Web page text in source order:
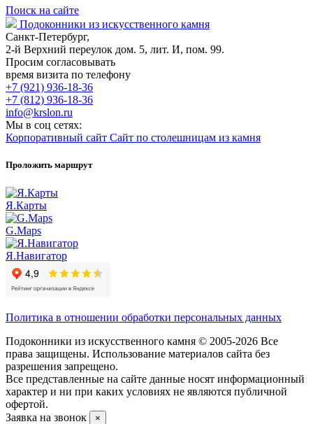
Поиск на сайте
Подоконники из искусственного камня
Санкт-Петербург,
2-й Верхний переулок дом. 5, лит. И, пом. 99.
Просим согласовывать
время визита по телефону
+7 (921) 936-18-36
+7 (812) 936-18-36
info@krslon.ru
Мы в соц сетях:
Корпоративный сайт Сайт по столешницам из камня
Проложить маршрут
Я.Карты
G.Maps
Я.Навигатор
Политика в отношении обработки персональных данных
Подоконники из искусственного камня © 2005-2026 Все
права защищены. Использование материалов сайта без
разрешения запрещено.
Все представленные на сайте данные носят информационный
характер и ни при каких условиях не являются публичной
офертой.
Заявка на звонок
×